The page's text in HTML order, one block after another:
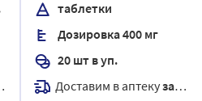
таблетки
Дозировка 400 мг
20 шт в уп.
Доставим в аптекузавтра